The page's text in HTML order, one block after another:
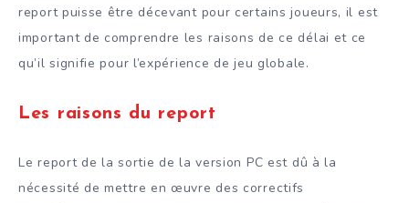
report puisse être décevant pour certains joueurs, il est
important de comprendre les raisons de ce délai et ce
qu’il signifie pour l’expérience de jeu globale.
Les raisons du report
Le report de la sortie de la version PC est dû à la
nécessité de mettre en œuvre des correctifs